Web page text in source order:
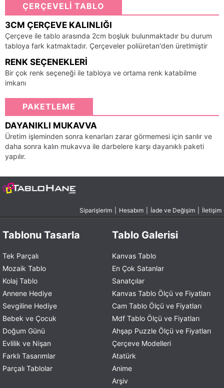
ÇERÇEVELİ TABLO
3CM ÇERÇEVE KALINLIĞI
Çerçeve ile tablo arasında 2cm boşluk bulunmaktadır bu durum
tabloya fark katmaktadır. Çerçeveler poliüretan'den üretlmiştir
RENK SEÇENEKLERI
Bir çok renk seçeneği ile tabloya ve ortama renk katabilme
imkanı
PAKETLEME
DAYANIKLI MUKAVVA
Üretim işleminden sonra kenarları zarar görmemesi için sarılır ve
daha sonra kalın mukavva ile darbelere karşı dayanıklı paketi
yapılır.
Siparişlerim Hesabım İade ve Değişim İletişim
Tablonu Tasarla
Tek Parçalı
Mozaik Tablo
Kolaj Tablo
Annene Hediye
Sevgiline Hediye
Bebek ve Çocuk
Doğum Günü
Evlilik ve Nişan
Farklı Tasarımlar
Parçalı Tablolar
Tablo Galerisi
Kanvas Tablo
En Çok Satanlar
Sanatçılar
Kanvas Tablo Ölçü ve Fiyatları
Cam Tablo Ölçü ve Fiyatları
Mdf Tablo Ölçü ve Fiyatları
Ahşap Puzzle Ölçü ve Fiyatları
Çerçeve Modelleri
Atatürk
Anime
Arşiv